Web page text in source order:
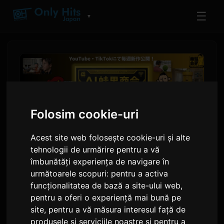
Folosim cookie-uri
Acest site web folosește cookie-uri și alte
tehnologii de urmărire pentru a vă
îmbunătăți experiența de navigare în
următoarele scopuri: pentru a activa
funcționalitatea de bază a site-ului web,
pentru a oferi o experiență mai bună pe
site, pentru a vă măsura interesul față de
produsele și serviciile noastre și pentru a
▼ ☰
FROGMAN lansează o marcă
AI pentru a reînvia serialele
Flash Anime